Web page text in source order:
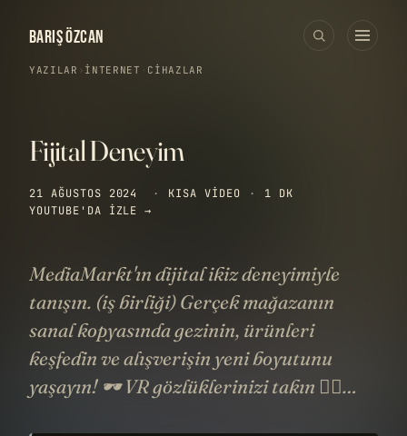
BARIŞ ÖZCAN
YAZILAR › İNTERNET · CIHAZLAR
Fijital Deneyim
21 AĞUSTOS 2024 · KISA VIDEO ·
1 DK
YOUTUBE'DA IZLE →
MediaMarkt'ın dijital ikiz deneyimiyle
tanışın. (iş birliği) Gerçek mağazanın
sanal kopyasında gezinin, ürünleri
keşfedin ve alışverişin yeni boyutunu
yaşayın! 🕶️ VR gözlüklerinizi takın 🏃‍♂️…